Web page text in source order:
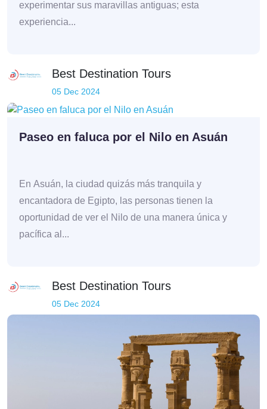
experimentar sus maravillas antiguas; esta
experiencia...
Best Destination Tours
05 Dec 2024
Paseo en faluca por el Nilo en Asuán
En Asuán, la ciudad quizás más tranquila y
encantadora de Egipto, las personas tienen la
oportunidad de ver el Nilo de una manera única y
pacífica al...
Best Destination Tours
05 Dec 2024